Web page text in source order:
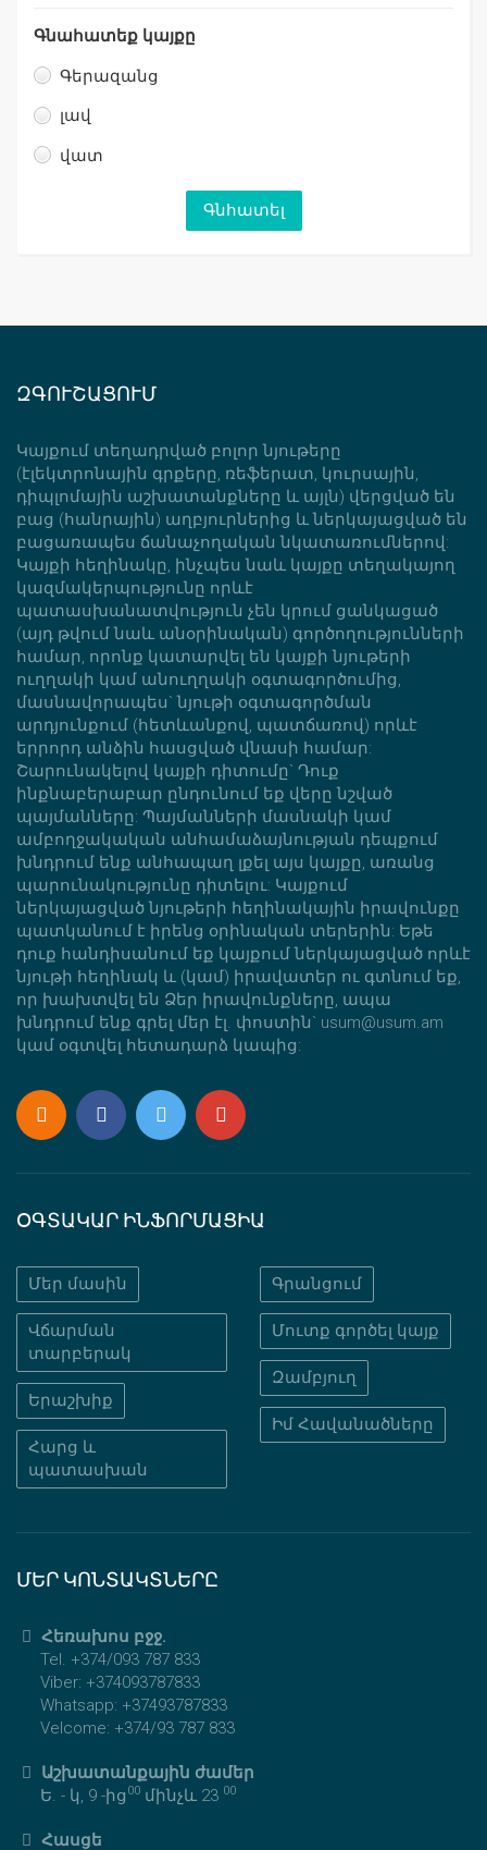
Գնահատեք կայքը
Գերազանց
լավ
վատ
ԶԳՈՒՇԱՑՈՒՄ
Կայքում տեղադրված բոլոր նյութերը
(էլեկտրոնային գրքերը, ռեֆերատ, կուրսային,
դիպլոմային աշխատանքները և այլն) վերցված են
բաց (հանրային) աղբյուրներից և ներկայացված են
բացառապես ճանաչողական նկատառումներով:
Կայքի հեղինակը, ինչպես նաև կայքը տեղակայող
կազմակերպությունը որևէ
պատասխանատվություն չեն կրում ցանկացած
(այդ թվում նաև անօրինական) գործողությունների
համար, որոնք կատարվել են կայքի նյութերի
ուղղակի կամ անուղղակի օգտագործումից,
մասնավորապես` նյութի օգտագործման
արդյունքում (հետևանքով, պատճառով) որևէ
երրորդ անձին հասցված վնասի համար:
Շարունակելով կայքի դիտումը` Դուք
ինքնաբերաբար ընդունում եք վերը նշված
պայմանները: Պայմանների մասնակի կամ
ամբողջակական անհամաձայնության դեպքում
խնդրում ենք անհապաղ լքել այս կայքը, առանց
պարունակությունը դիտելու: Կայքում
ներկայացված նյութերի հեղինակային իրավունքը
պատկանում է իրենց օրինական տերերին: Եթե
դուք հանդիսանում եք կայքում ներկայացված որևէ
նյութի հեղինակ և (կամ) իրավատեր ու գտնում եք,
որ խախտվել են Ձեր իրավունքները, ապա
խնդրում ենք գրել մեր էլ. փոստին` usum@usum.am
կամ օգտվել հետադարձ կապից:
ՕԳՏԱԿԱՐ ԻՆՖՈՐՄԱՑԻԱ
Մեր մասին
Վճարման
տարբերակ
Երաշխիք
Հարց և
պատասխան
Գրանցում
Մուտք գործել կայք
Զամբյուղ
Իմ Հավանածները
ՄԵՐ ԿՈՆՏԱԿՏՆԵՐԸ
Հեռախոս բջջ.
Tel. +374/093 787 833
Viber: +374093787833
Whatsapp: +37493787833
Velcome: +374/93 787 833
Աշխատանքային ժամեր
Ե. - կ, 9 -ից 00 մինչև 23 00
Հասցե